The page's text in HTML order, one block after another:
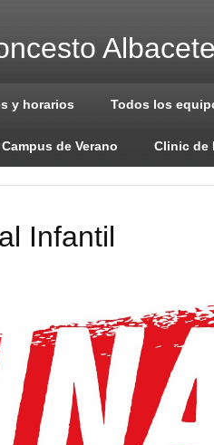
y horarios Todos los
Campus de Verano Clinic de
Infantil